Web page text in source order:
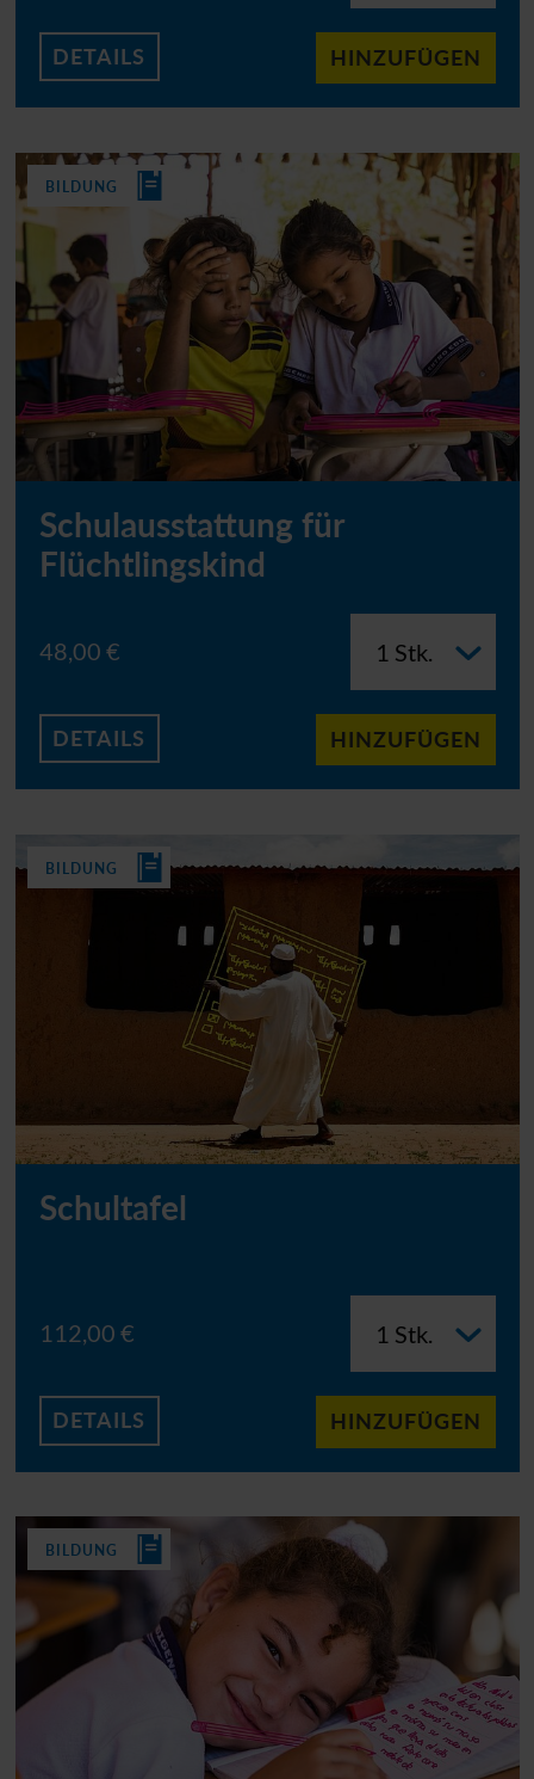
DETAILS HINZUFÜGEN
BILDUNG
Schulausstattung für
Flüchtlingskind
48,00 €
DETAILS HINZUFÜGEN
BILDUNG
Schultafel
112,00 €
DETAILS HINZUFÜGEN
BILDUNG